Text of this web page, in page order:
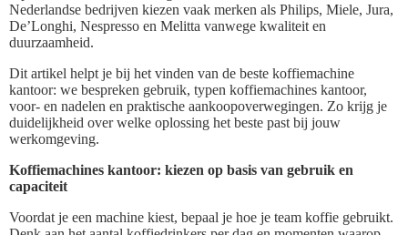
Nederlandse bedrijven kiezen vaak merken als Philips, Miele, Jura,
De’Longhi, Nespresso en Melitta vanwege kwaliteit en
duurzaamheid.
Dit artikel helpt je bij het vinden van de beste koffiemachine
kantoor: we bespreken gebruik, typen koffiemachines kantoor,
voor- en nadelen en praktische aankoopoverwegingen. Zo krijg je
duidelijkheid over welke oplossing het beste past bij jouw
werkomgeving.
Koffiemachines kantoor: kiezen op basis van gebruik en
capaciteit
Voordat je een machine kiest, bepaal je hoe je team koffie gebruikt.